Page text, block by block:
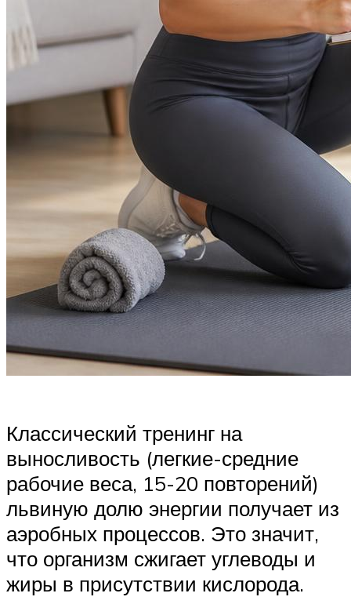
Классический тренинг на
выносливость (легкие-средние
рабочие веса, 15-20 повторений)
львиную долю энергии получает из
аэробных процессов. Это значит,
что организм сжигает углеводы и
жиры в присутствии кислорода.